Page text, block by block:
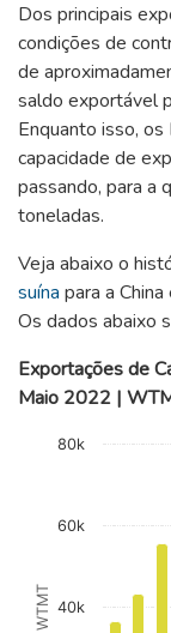
Dos principais
condições de
de
saldo exportável
Enquanto isso,
capacidade de
passando, para a
toneladas.
Veja abaixo o
suína para a
Os dados abaixo
Exportações de
Maio 2022 |
Chart
The chart has 1
WTMT 40k
60k
80k